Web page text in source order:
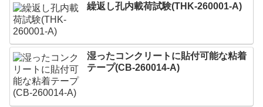
繰返し孔内載荷試験(THK-260001-A)
湿ったコンクリートに貼付可能な粘着
テープ(CB-260014-A)